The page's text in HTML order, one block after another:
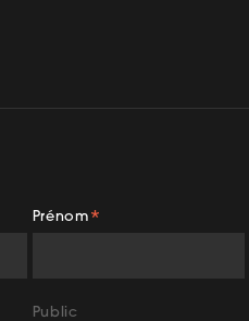
Prénom *
Public